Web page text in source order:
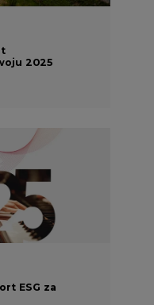
2025
ESG za